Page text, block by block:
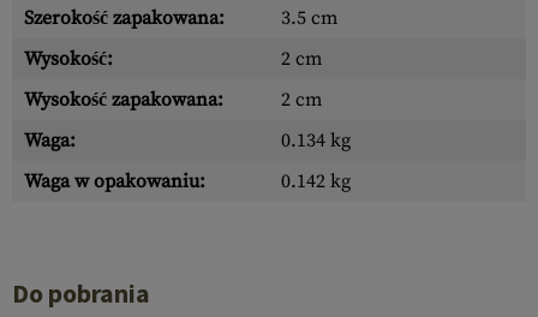
Szerokość zapakowana:
3.5 cm
Wysokość:
2 cm
Wysokość zapakowana:
2 cm
Waga:
0.134 kg
Waga w opakowaniu:
0.142 kg
Do pobrania